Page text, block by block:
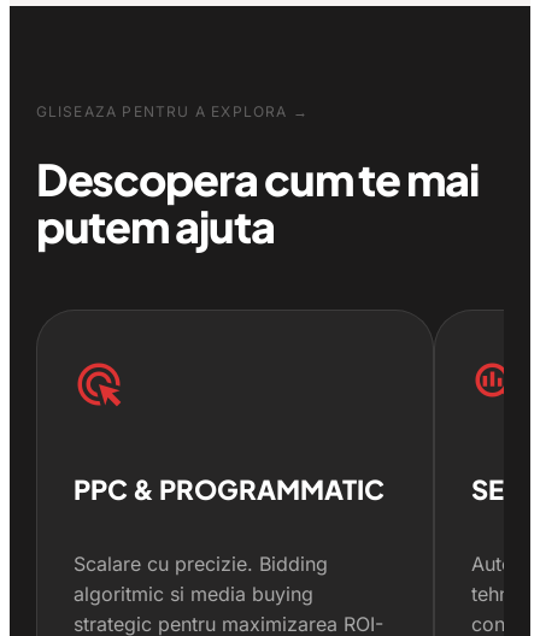
GLISEAZA PENTRU A EXPLORA →
Descopera cum te mai
putem ajuta
ads_click
PPC & PROGRAMMATIC
Scalare cu precizie. Bidding
algoritmic si media buying
strategic pentru maximizarea ROI-
search_insights
SEO